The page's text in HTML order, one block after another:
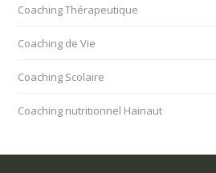
Coaching Thérapeutique
Coaching de Vie
Coaching Scolaire
Coaching nutritionnel Hainaut